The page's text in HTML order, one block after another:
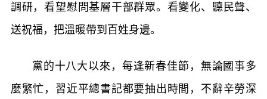
調研，看望慰問基層干部群眾。看變化、聽民聲、
送祝福，把溫暖帶到百姓身邊。
黨的十八大以來，每逢新春佳節，無論國事多
麼繁忙，習近平總書記都要抽出時間，不辭辛勞深